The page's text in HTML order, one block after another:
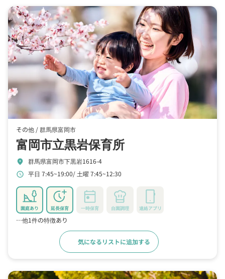
その他 /群馬県富岡市
富岡市立黒岩保育所
location_on 群馬県富岡市下黒岩1616-4
schedule 平日 7:45~19:00 土曜 7:45~12:30
園庭あり 延長保育 一時保育 自園調理 連絡アプリ
…他1件の特徴あり
気になるリストに追加する